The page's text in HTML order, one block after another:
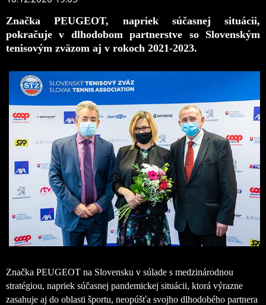
Značka PEUGEOT, napriek súčasnej situácii,
pokračuje v dlhodobom partnerstve so Slovenským
tenisovým zväzom aj v rokoch 2021-2023.
Značka PEUGEOT na Slovensku v súlade s medzinárodnou
stratégiou, napriek súčasnej pandemickej situácii, ktorá výrazne
zasahuje aj do oblasti športu, neopúšťa svojho dlhodobého partnera